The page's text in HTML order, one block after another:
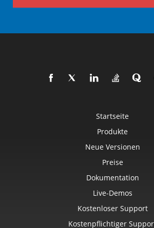
Startseite
Produkte
Neue Versionen
Preise
Dokumentation
Live-Demos
Kostenloser Support
Kostenpflichtiger